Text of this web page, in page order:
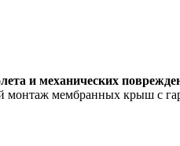
и механических
мембранных крыш с